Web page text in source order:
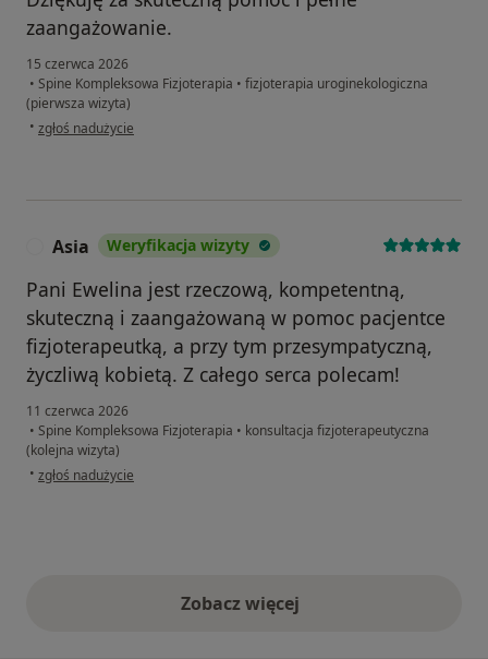
zaangażowanie.
15 czerwca 2026
• Spine Kompleksowa Fizjoterapia • fizjoterapia uroginekologiczna
(pierwsza wizyta)
• w opinii użytkownika E.Warot
zgłoś nadużycie
Asia Weryfikacja wizyty
Pani Ewelina jest rzeczową, kompetentną,
skuteczną i zaangażowaną w pomoc pacjentce
fizjoterapeutką, a przy tym przesympatyczną,
życzliwą kobietą. Z całego serca polecam!
11 czerwca 2026
• Spine Kompleksowa Fizjoterapia • konsultacja fizjoterapeutyczna
(kolejna wizyta)
• w opinii użytkownika Asia
zgłoś nadużycie
Zobacz więcejopinie powyżej